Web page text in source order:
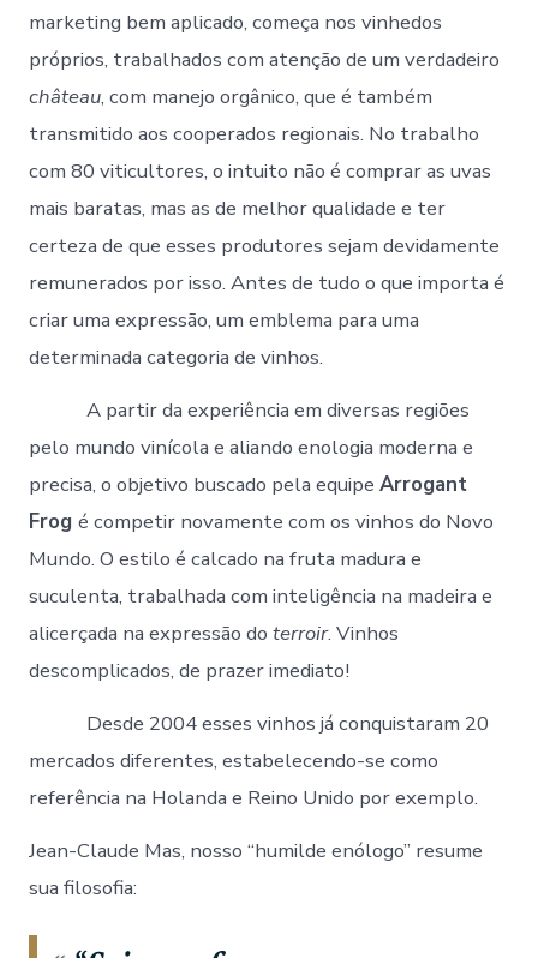
marketing bem aplicado, começa nos vinhedos
próprios, trabalhados com atenção de um verdadeiro
château, com manejo orgânico, que é também
transmitido aos cooperados regionais. No trabalho
com 80 viticultores, o intuito não é comprar as uvas
mais baratas, mas as de melhor qualidade e ter
certeza de que esses produtores sejam devidamente
remunerados por isso. Antes de tudo o que importa é
criar uma expressão, um emblema para uma
determinada categoria de vinhos.
A partir da experiência em diversas regiões
pelo mundo vinícola e aliando enologia moderna e
precisa, o objetivo buscado pela equipeArrogant
Frogé competir novamente com os vinhos do Novo
Mundo. O estilo é calcado na fruta madura e
suculenta, trabalhada com inteligência na madeira e
alicerçada na expressão doterroir. Vinhos
descomplicados, de prazer imediato!
Desde 2004 esses vinhos já conquistaram 20
mercados diferentes, estabelecendo-se como
referência na Holanda e Reino Unido por exemplo.
Jean-Claude Mas, nosso “humilde enólogo” resume
sua filosofia: